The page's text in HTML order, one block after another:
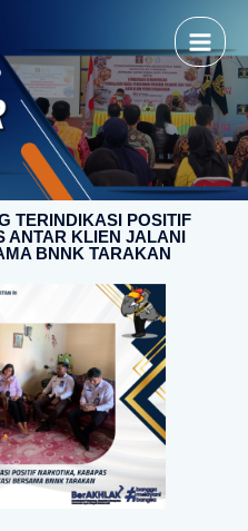
TERINDIKASI POSITIF
ANTAR KLIEN JALANI
BNNK TARAKAN